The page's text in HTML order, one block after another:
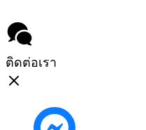
ติดต่อเรา